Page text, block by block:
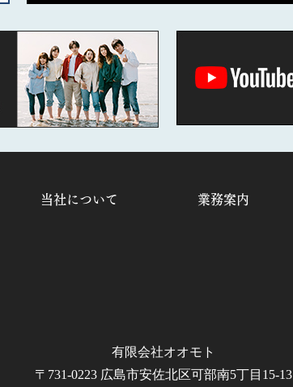
当社について 業務案内
有限会社オオモト
〒731-0223 広島市安佐北区可部南5丁目15-13